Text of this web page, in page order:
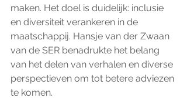
maken. Het doel is duidelijk: inclusie
en diversiteit verankeren in de
maatschappij. Hansje van der Zwaan
van de SER benadrukte het belang
van het delen van verhalen en diverse
perspectieven om tot betere adviezen
te komen.